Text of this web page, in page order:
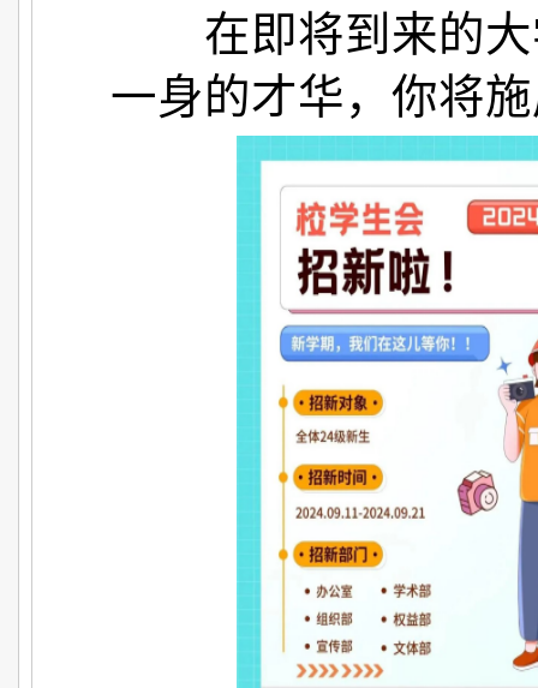
在即将到来的
一身的才华，你将